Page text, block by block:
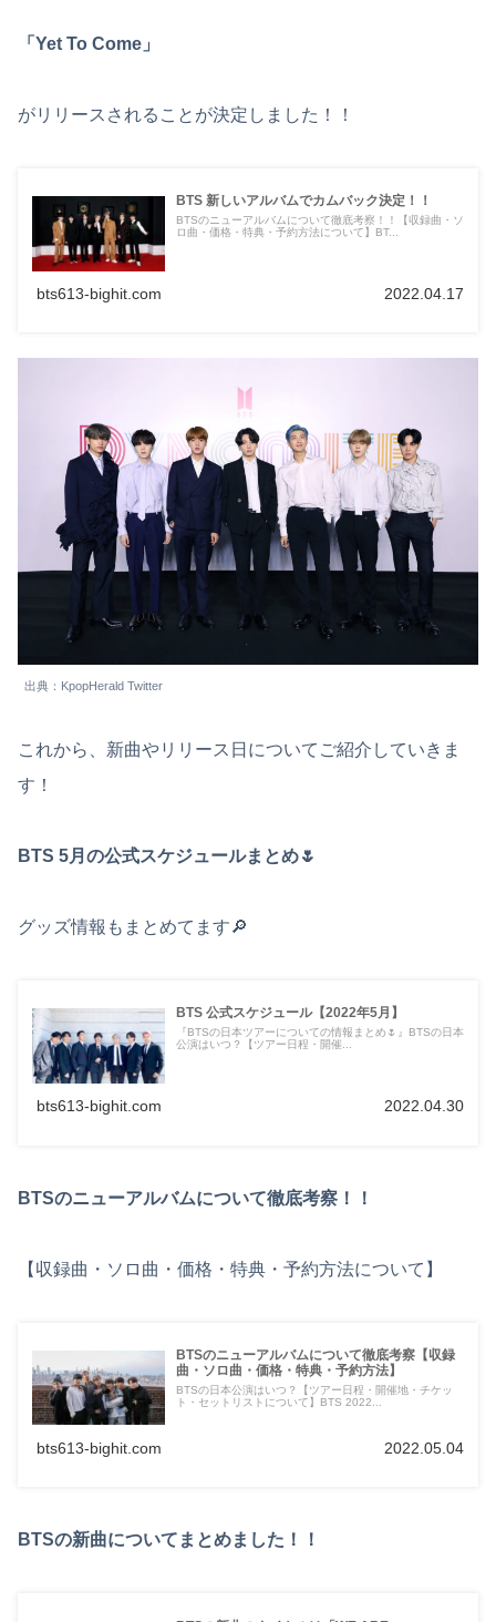
「Yet To Come」
がリリースされることが決定しました！！
BTS 新しいアルバムでカムバック決定！！
BTSのニューアルバムについて徹底考察！！【収録曲・ソ
ロ曲・価格・特典・予約方法について】BT...
bts613-bighit.com 2022.04.17
出典：KpopHerald Twitter
これから、新曲やリリース日についてご紹介していきま
す！
BTS 5月の公式スケジュールまとめ🌷
グッズ情報もまとめてます🔎
BTS 公式スケジュール【2022年5月】
『BTSの日本ツアーについての情報まとめ🌷』BTSの日本
公演はいつ？【ツアー日程・開催...
bts613-bighit.com 2022.04.30
BTSのニューアルバムについて徹底考察！！
【収録曲・ソロ曲・価格・特典・予約方法について】
BTSのニューアルバムについて徹底考察【収録
曲・ソロ曲・価格・特典・予約方法】
BTSの日本公演はいつ？【ツアー日程・開催地・チケッ
ト・セットリストについて】BTS 2022...
bts613-bighit.com 2022.05.04
BTSの新曲についてまとめました！！